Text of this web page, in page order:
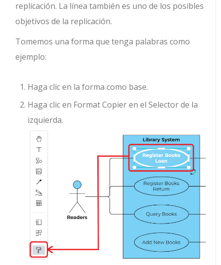
replicación. La línea también es uno de los posibles
objetivos de la replicación.
Tomemos una forma que tenga palabras como
ejemplo:
Haga clic en la forma como base.
Haga clic en Format Copier en el Selector de la
izquierda.